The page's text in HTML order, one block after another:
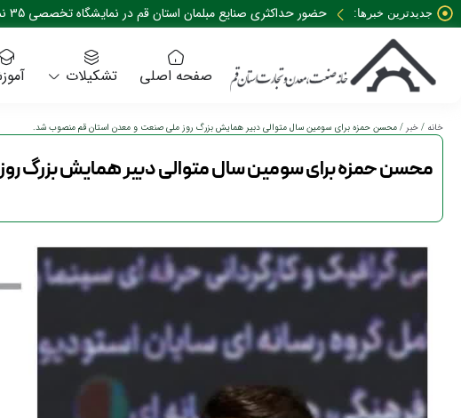
جدیدترین خبرها:
صفحه اصلی تشکیلات
خانه / خبر / محسن حمزه برای سومین سال متوالی دبیر همایش بزرگ روز ملی صنعت و معدن استان قم منصوب شد.
محسن حمزه برای سومین سال متوالی دبیر همایش بزرگ